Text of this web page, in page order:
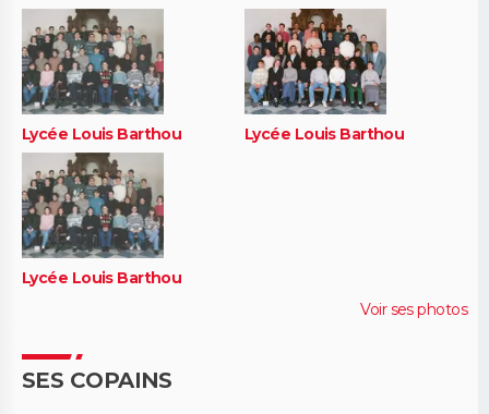
Lycée Louis Barthou Lycée Louis Barthou
Lycée Louis Barthou
Voir ses photos
SES COPAINS